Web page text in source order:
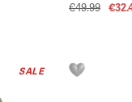
€49.99
SALE